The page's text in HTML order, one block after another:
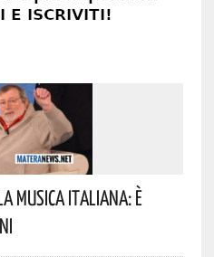
Musica Italiana: È